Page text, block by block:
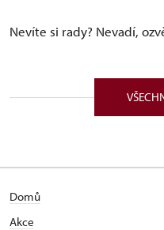
Nevíte si rady? Nevadí,
Domů
Akce